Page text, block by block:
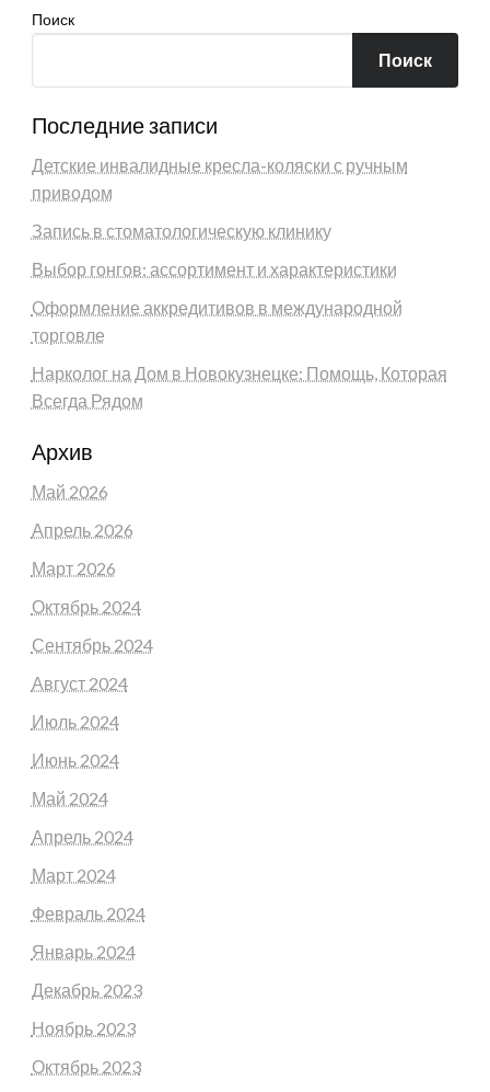
Поиск
Поиск
Последние записи
Детские инвалидные кресла-коляски с ручным
приводом
Запись в стоматологическую клинику
Выбор гонгов: ассортимент и характеристики
Оформление аккредитивов в международной
торговле
Нарколог на Дом в Новокузнецке: Помощь, Которая
Всегда Рядом
Архив
Май 2026
Апрель 2026
Март 2026
Октябрь 2024
Сентябрь 2024
Август 2024
Июль 2024
Июнь 2024
Май 2024
Апрель 2024
Март 2024
Февраль 2024
Январь 2024
Декабрь 2023
Ноябрь 2023
Октябрь 2023